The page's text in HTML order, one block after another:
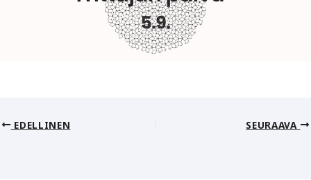
EDELLINEN SEURAAVA